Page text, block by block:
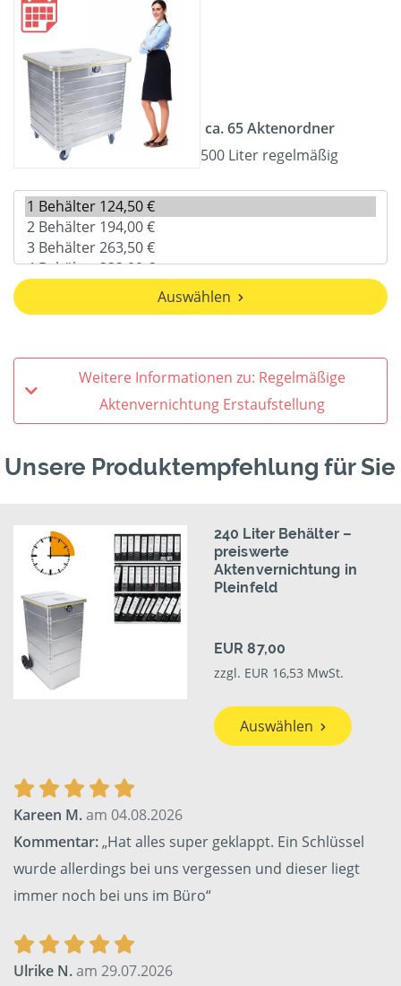
ca. 65 Aktenordner
500 Liter regelmäßig
Auswählen
Weitere Informationen zu: Regelmäßige
Aktenvernichtung Erstaufstellung
Unsere Produktempfehlung für Sie
240 Liter Behälter –
preiswerte
Aktenvernichtung in
Pleinfeld
EUR 87,00
zzgl. EUR 16,53 MwSt.
Auswählen
Kareen M.am 04.08.2026
Kommentar:„Hat alles super geklappt. Ein Schlüssel
wurde allerdings bei uns vergessen und dieser liegt
immer noch bei uns im Büro“
Ulrike N.am 29.07.2026